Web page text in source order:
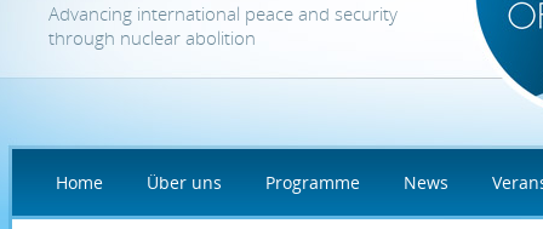
Advancing international peace and security
through nuclear abolition
Home Über uns Programme News